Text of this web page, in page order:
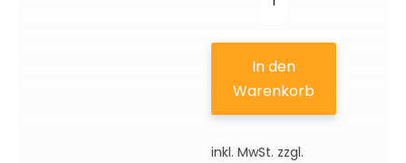
Frauenkirche
|
3D
In den
Warenkorb
inkl. MwSt. zzgl.